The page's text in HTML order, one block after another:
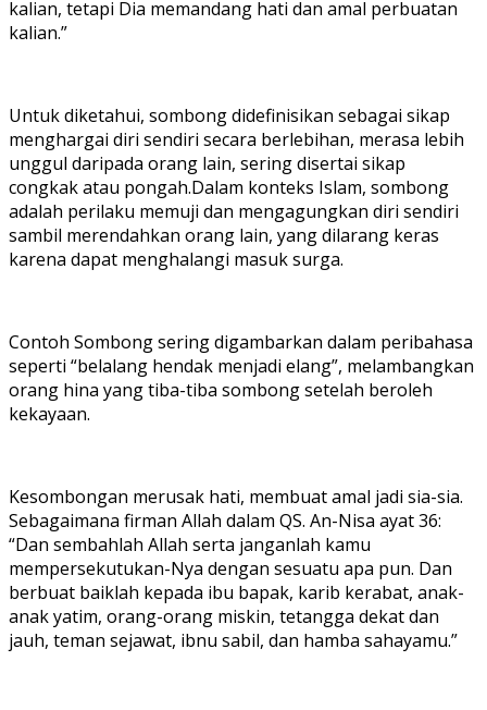
kalian, tetapi Dia memandang hati dan amal perbuatan
kalian.”
Untuk diketahui, sombong didefinisikan sebagai sikap
menghargai diri sendiri secara berlebihan, merasa lebih
unggul daripada orang lain, sering disertai sikap
congkak atau pongah.Dalam konteks Islam, sombong
adalah perilaku memuji dan mengagungkan diri sendiri
sambil merendahkan orang lain, yang dilarang keras
karena dapat menghalangi masuk surga.
Contoh Sombong sering digambarkan dalam peribahasa
seperti “belalang hendak menjadi elang”, melambangkan
orang hina yang tiba-tiba sombong setelah beroleh
kekayaan.
Kesombongan merusak hati, membuat amal jadi sia-sia.
Sebagaimana firman Allah dalam QS. An-Nisa ayat 36:
“Dan sembahlah Allah serta janganlah kamu
mempersekutukan-Nya dengan sesuatu apa pun. Dan
berbuat baiklah kepada ibu bapak, karib kerabat, anak-
anak yatim, orang-orang miskin, tetangga dekat dan
jauh, teman sejawat, ibnu sabil, dan hamba sahayamu.”